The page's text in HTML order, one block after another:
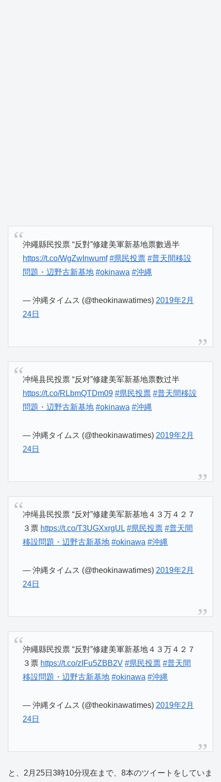
沖繩縣民投票 “反對”修建美軍新基地票數過半
https://t.co/WgZwInwumf #県民投票 #普天間移設
問題・辺野古新基地 #okinawa #沖縄
— 沖縄タイムス (@theokinawatimes) 2019年2月
24日
冲绳县民投票 “反对”修建美军新基地票数过半
https://t.co/RLbmQTDm09 #県民投票 #普天間移設
問題・辺野古新基地 #okinawa #沖縄
— 沖縄タイムス (@theokinawatimes) 2019年2月
24日
冲绳县民投票 “反对”修建美军新基地４３万４２７
３票 https://t.co/T3UGXxrgUL #県民投票 #普天間
移設問題・辺野古新基地 #okinawa #沖縄
— 沖縄タイムス (@theokinawatimes) 2019年2月
24日
沖繩縣民投票 “反對”修建美軍新基地４３万４２７
３票 https://t.co/zIFu5ZBB2V #県民投票 #普天間
移設問題・辺野古新基地 #okinawa #沖縄
— 沖縄タイムス (@theokinawatimes) 2019年2月
24日
と、2月25日3時10分現在まで、8本のツイートをしていま